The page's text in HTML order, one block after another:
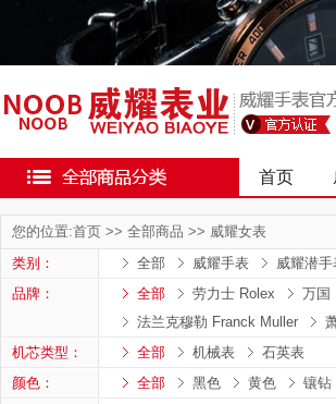
首页
您的位置:首页 >> 全部商品 >> 威耀女表
类别：
全部 威耀手表 威耀潜手
品牌：
全部 劳力士 Rolex 万国
法兰克穆勒 Franck Muller
机芯类型：
全部 机械表
石英表
颜色：
全部 黑色 黄色 镶钻